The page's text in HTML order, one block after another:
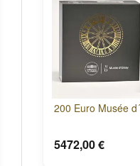
200 Euro Musée
5472,00 €